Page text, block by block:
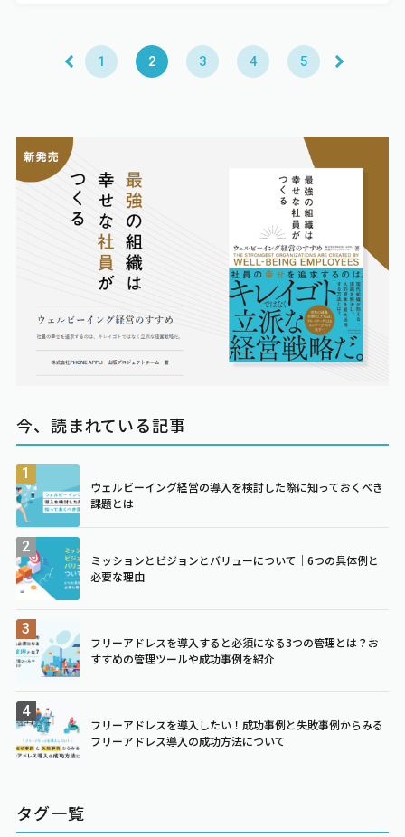
1 2 3 4 5
今、読まれている記事
ウェルビーイング経営の導入を検討した際に知っておくべき
課題とは
ミッションとビジョンとバリューについて｜6つの具体例と
必要な理由
フリーアドレスを導入すると必須になる3つの管理とは？お
すすめの管理ツールや成功事例を紹介
フリーアドレスを導入したい！成功事例と失敗事例からみる
フリーアドレス導入の成功方法について
タグ一覧